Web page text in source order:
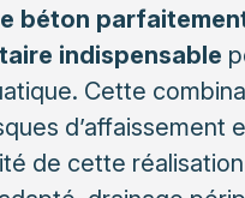
béton
indispensable
Cette
d’affaissement
de cette